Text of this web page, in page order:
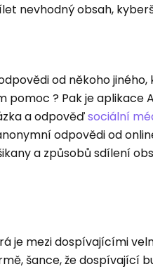
nevhodný obsah,
od někoho
? Pak je aplikace
a odpověďsociální
odpovědi od
a způsobů sdílení
je mezi dospívajícími
šance, že dospívající